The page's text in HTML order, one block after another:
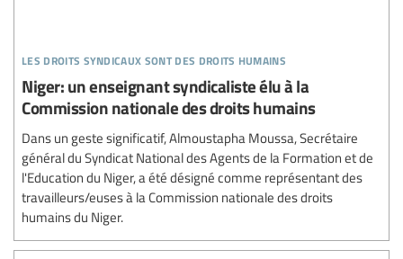
les droits syndicaux sont des droits humains
Niger: un enseignant syndicaliste élu à la
Commission nationale des droits humains
Dans un geste significatif, Almoustapha Moussa, Secrétaire
général du Syndicat National des Agents de la Formation et de
l'Education du Niger, a été désigné comme représentant des
travailleurs/euses à la Commission nationale des droits
humains du Niger.